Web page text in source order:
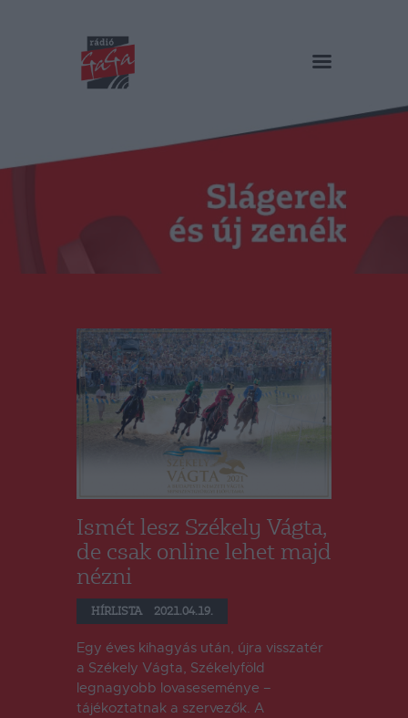
RÁDIÓ GAGA
Műsorok
Podcast és videók
Stáb
Kapcsolat
RO
Ismét lesz Székely Vágta,
de csak online lehet majd
nézni
HÍRLISTA 2021.04.19.
Egy éves kihagyás után, újra visszatér
a Székely Vágta, Székelyföld
legnagyobb lovaseseménye –
tájékoztatnak a szervezők. A